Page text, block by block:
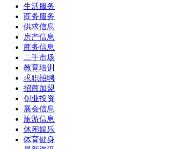
生活服务
商务服务
供求信息
房产信息
商务信息
二手市场
教育培训
求职招聘
招商加盟
创业投资
展会信息
旅游信息
休闲娱乐
体育健身